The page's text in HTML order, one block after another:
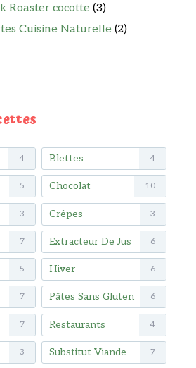
Roaster cocotte (3)
Cuisine Naturelle (2)
4 Blettes 4
5 Chocolat 10
3 Crêpes 3
7 Extracteur De Jus 6
5 Hiver 6
7 Pâtes Sans Gluten 6
7 Restaurants 4
3 Substitut Viande 7